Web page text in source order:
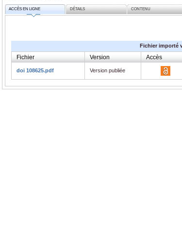
ACCÈS EN LIGNE DÉTAILS CONTENU
Fichier importé
Fichier Version Accès
doi 108625.pdf Version publiée